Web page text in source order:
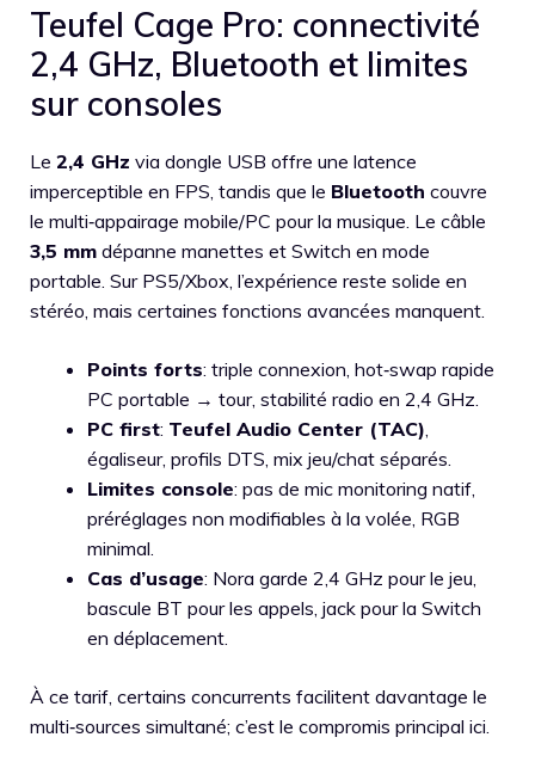
Teufel Cage Pro: connectivité
2,4 GHz, Bluetooth et limites
sur consoles
Le 2,4 GHz via dongle USB offre une latence
imperceptible en FPS, tandis que le Bluetooth couvre
le multi‑appairage mobile/PC pour la musique. Le câble
3,5 mm dépanne manettes et Switch en mode
portable. Sur PS5/Xbox, l’expérience reste solide en
stéréo, mais certaines fonctions avancées manquent.
Points forts: triple connexion, hot‑swap rapide
PC portable → tour, stabilité radio en 2,4 GHz.
PC first: Teufel Audio Center (TAC)
égaliseur, profils DTS, mix jeu/chat séparés.
Limites console: pas de mic monitoring natif,
préréglages non modifiables à la volée, RGB
minimal.
Cas d’usage: Nora garde 2,4 GHz pour le jeu,
bascule BT pour les appels, jack pour la Switch
en déplacement.
À ce tarif, certains concurrents facilitent davantage le
multi‑sources simultané; c’est le compromis principal ici.